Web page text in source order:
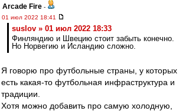
Arcade Fire -
01 июл 2022 18:41
suslov » 01 июл 2022 18:33
Финляндию и Швецию стоит забыть конечно.
Но Норвегию и Исландию сложно.
Я говорю про футбольные страны, у которых
есть какая-то футбольная инфраструктура и
традиции.
Хотя можно добавить про самую холодную,